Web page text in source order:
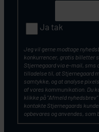
Ja tak
Jeg vil gerne modtage
konkurrencer, gratis billetter
Stjernegaard via e-mail, sms
tilladelse til, at Stjernegaard
samtykke, og at analyse
af vores kommunikation. Du
klikke på ”Afmeld
kontakte Stjernegaards
opbevares og anvendes, som